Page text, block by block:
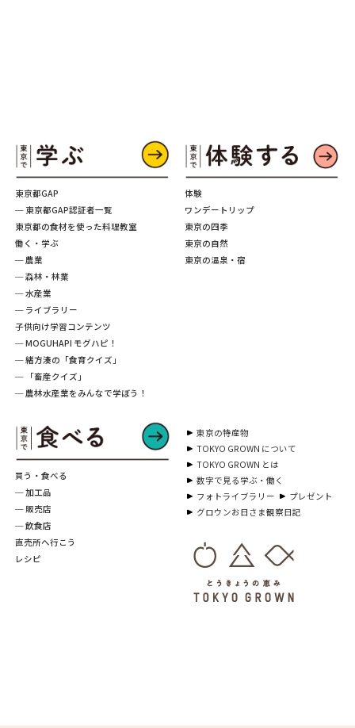
東京都GAP
─ 東京都GAP認証者一覧
東京都の食材を使った料理教室
働く・学ぶ
─ 農業
─ 森林・林業
─ 水産業
─ ライブラリー
子供向け学習コンテンツ
─ MOGUHAPI モグハピ！
─ 緒方湊の「食育クイズ」
─ 「畜産クイズ」
─ 農林水産業をみんなで学ぼう！
買う・食べる
─ 加工品
─ 販売店
─ 飲食店
直売所へ行こう
レシピ
体験
ワンデートリップ
東京の四季
東京の自然
東京の温泉・宿
東京の特産物
TOKYO GROWN について
TOKYO GROWN とは
数字で見る学ぶ・働く
フォトライブラリー
プレゼント
グロウンお日さま観察日記